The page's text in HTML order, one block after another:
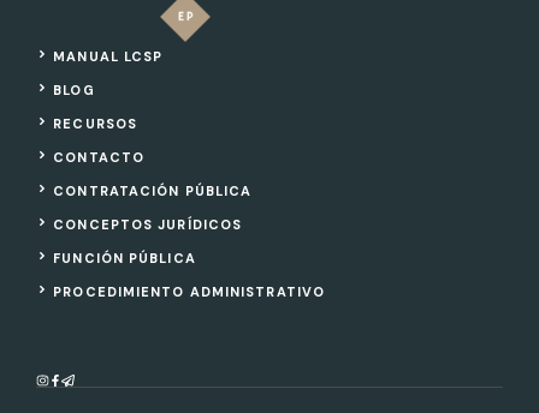
MANUAL LCSP
BLOG
RECURSOS
CONTACTO
CONTRATACIÓN PÚBLICA
CONCEPTOS JURÍDICOS
FUNCIÓN PÚBLICA
PROCEDIMIENTO ADMINISTRATIVO